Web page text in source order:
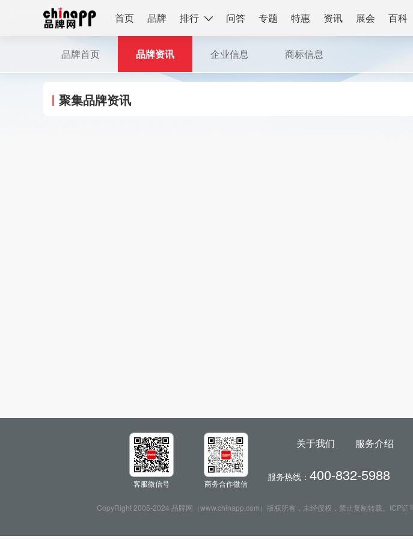
首页 品牌 排行 问答 专题 特惠 资讯 展会 百科
品牌首页 品牌资讯 企业信息 商标信息
聚集品牌资讯
客服微信号 商务合作微信
关于我们 服务介绍
服务热线： 400-832-5988
CopyRight 2005-2024 品牌网（www.chinapp.com）版权所有，未经授权，禁止复制转载。ICP